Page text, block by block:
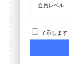
会員レベル
了承します